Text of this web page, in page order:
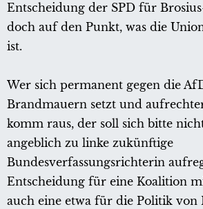
Entscheidung der SPD für
doch auf den Punkt, was die
ist.
Wer sich permanent gegen die
Brandmauern setzt und
komm raus, der soll sich bitte
angeblich zu linke zukünftige
Bundesverfassungsrichterin
Entscheidung für eine Koalition
auch eine etwa für die Politik von